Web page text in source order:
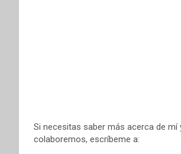
Si necesitas saber más acerca de
colaboremos, escríbeme a: